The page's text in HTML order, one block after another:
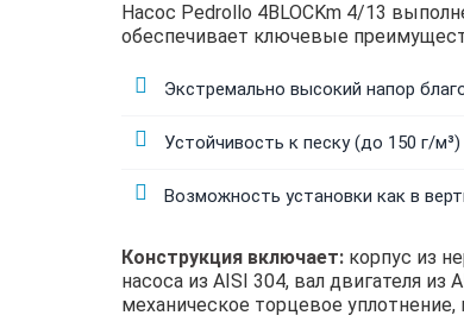
Насос Pedrollo 4BLOCKm 4/13
обеспечивает ключевые
Экстремально высокий напор
Устойчивость к песку (до 150 г/
Возможность установки как в
Конструкция включает: корпус из
насоса из AISI 304, вал двигателя
механическое торцевое